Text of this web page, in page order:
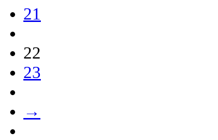
21
22
23
→